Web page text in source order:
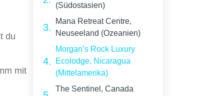
du
mit
(Südostasien)
Mana Retreat Centre,
Neuseeland (Ozeanien)
Morgan’s Rock Luxury
Ecolodge, Nicaragua
(Mittelamerika)
The Sentinel, Canada